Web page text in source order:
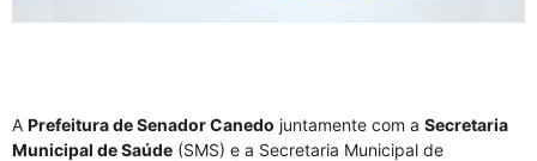
A Prefeitura de Senador Canedo juntamente com a Secretaria
Municipal de Saúde (SMS) e a Secretaria Municipal de